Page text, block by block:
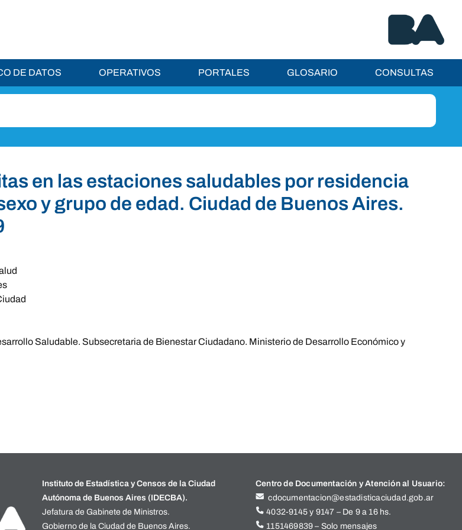
DE DATOS OPERATIVOS PORTALES GLOSARIO CONSULTAS
en las estaciones saludables por residencia
y grupo de edad. Ciudad de Buenos Aires.
Saludable. Subsecretaria de Bienestar Ciudadano. Ministerio de Desarrollo Económico y
Instituto de Estadística y Censos de la Ciudad
Autónoma de Buenos Aires (IDECBA).
Jefatura de Gabinete de Ministros.
Gobierno de la Ciudad de Buenos Aires.
Centro de Documentación y Atención al Usuario:
cdocumentacion@estadisticaciudad.gob.ar
4032-9145 y 9147 – De 9 a 16 hs.
1151469839 – Solo mensajes